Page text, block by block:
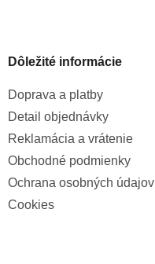
Dôležité informácie
Doprava a platby
Detail objednávky
Reklamácia a vrátenie
Obchodné podmienky
Ochrana osobných údajov
Cookies